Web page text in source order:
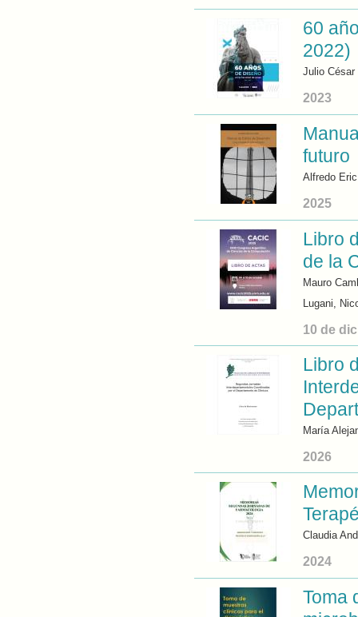
60
2022)
Julio César
2023
futuro
Alfredo
2025
Libro
de la
Mauro
Lugani,
10 de
Libro
María
2026
Claudia
2024
Toma